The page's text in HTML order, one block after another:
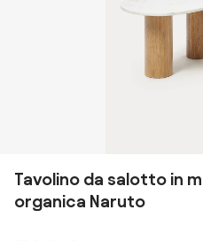
Tavolino da salotto in
organica Naruto